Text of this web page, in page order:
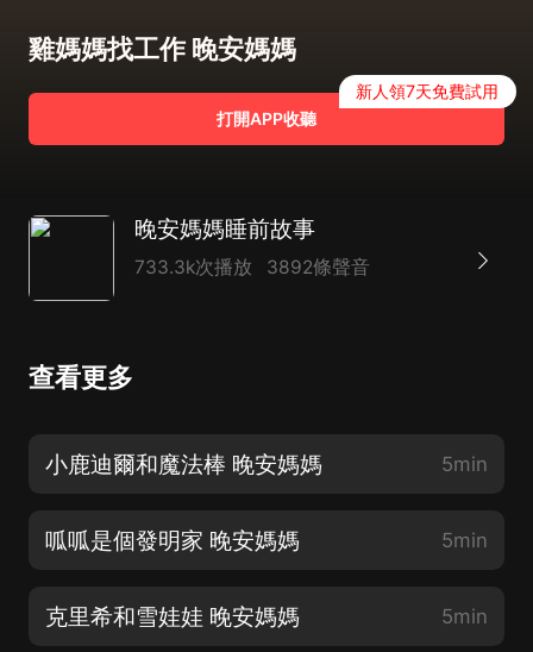
雞媽媽找工作 晚安媽媽
打開APP收聽
新人領7天免費試用
晚安媽媽睡前故事
733.3k次播放 3892條聲音
查看更多
小鹿迪爾和魔法棒 晚安媽媽 5min
呱呱是個發明家 晚安媽媽 5min
克里希和雪娃娃 晚安媽媽 5min